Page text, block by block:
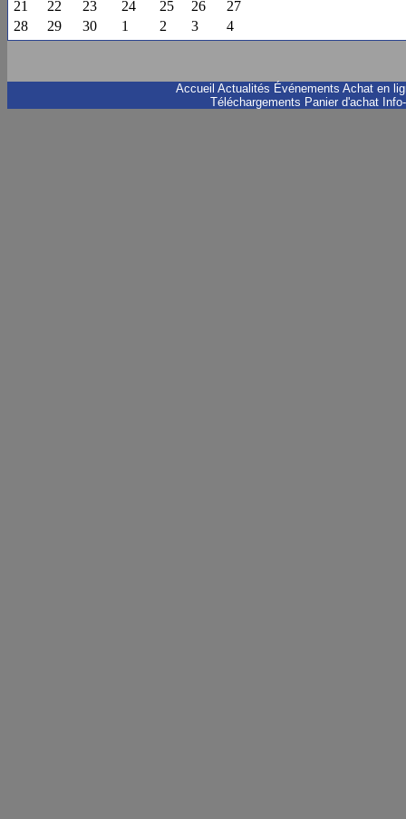
21 22 23 24 25 26
27
28
29 30 1 2 3 4
Accueil Actualités Événements Achat en
Téléchargements Panier d'achat